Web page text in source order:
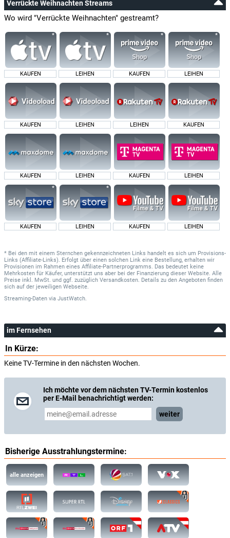
Verrückte Weihnachten Streams
Wo wird "Verrückte Weihnachten" gestreamt?
KAUFEN LEIHEN KAUFEN LEIHEN
KAUFEN LEIHEN LEIHEN KAUFEN
KAUFEN LEIHEN KAUFEN LEIHEN
KAUFEN LEIHEN KAUFEN LEIHEN
* Bei den mit einem Sternchen gekennzeichneten Links handelt es sich um Provisions-
Links (Affiliate-Links). Erfolgt über einen solchen Link eine Bestellung, erhalten wir
Provisionen im Rahmen eines Affiliate-Partnerprogramms. Das bedeutet keine
Mehrkosten für Käufer, unterstützt uns aber bei der Finanzierung dieser Website. Alle
Preise inkl. MwSt. und ggf. zuzüglich Versandkosten. Details zu den Angeboten finden
sich auf der jeweiligen Webseite.
Streaming-Daten via JustWatch.
im Fernsehen
In Kürze:
Keine TV-Termine in den nächsten Wochen.
Ich möchte vor dem nächsten TV-Termin kostenlos
per E-Mail benachrichtigt werden:
weiter
Bisherige Ausstrahlungstermine:
alle anzeigen